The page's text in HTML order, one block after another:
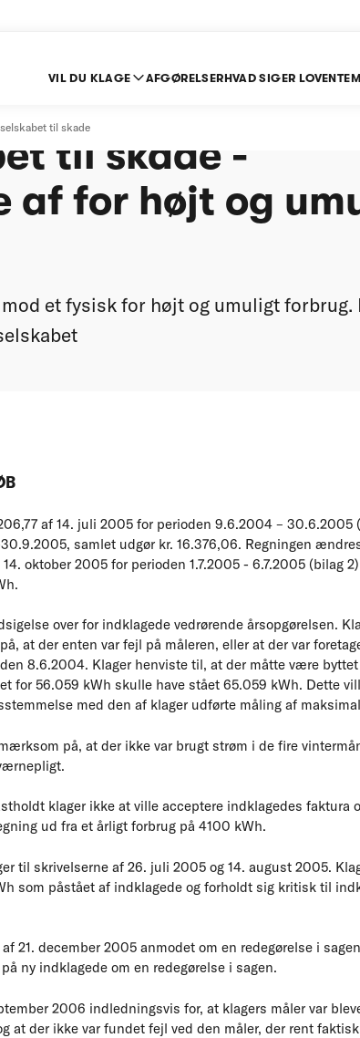
VIL DU KLAGE AFGØRELSERHVAD SIGER LOVEN
til skade
til skade -
af for højt og
et fysisk for højt og umuligt forbrug.
af 14. juli 2005 for perioden 9.6.2004 – 30.6.2005
samlet udgør kr. 16.376,06. Regningen
oktober 2005 for perioden 1.7.2005 - 6.7.2005 (bilag
over for indklagede vedrørende årsopgørelsen.
at der enten var fejl på måleren, eller at der var
8.6.2004. Klager henviste til, at der måtte være byttet
for 56.059 kWh skulle have stået 65.059 kWh. Dette
med den af klager udførte måling af
på, at der ikke var brugt strøm i de fire
klager ikke at ville acceptere indklagedes faktura
ud fra et årligt forbrug på 4100 kWh.
til skrivelserne af 26. juli 2005 og 14. august 2005.
som påstået af indklagede og forholdt sig kritisk til
21. december 2005 anmodet om en redegørelse i
ny indklagede om en redegørelse i sagen.
2006 indledningsvis for, at klagers måler var
at der ikke var fundet fejl ved den måler, der rent